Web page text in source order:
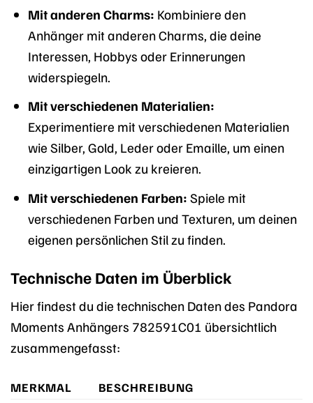
Mit anderen Charms: Kombiniere den
Anhänger mit anderen Charms, die deine
Interessen, Hobbys oder Erinnerungen
widerspiegeln.
Mit verschiedenen Materialien:
Experimentiere mit verschiedenen Materialien
wie Silber, Gold, Leder oder Emaille, um einen
einzigartigen Look zu kreieren.
Mit verschiedenen Farben: Spiele mit
verschiedenen Farben und Texturen, um deinen
eigenen persönlichen Stil zu finden.
Technische Daten im Überblick
Hier findest du die technischen Daten des Pandora
Moments Anhängers 782591C01 übersichtlich
zusammengefasst:
MERKMAL BESCHREIBUNG